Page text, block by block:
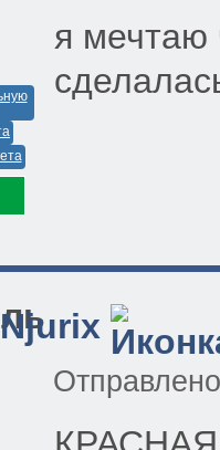
я мечтаю
Njurix